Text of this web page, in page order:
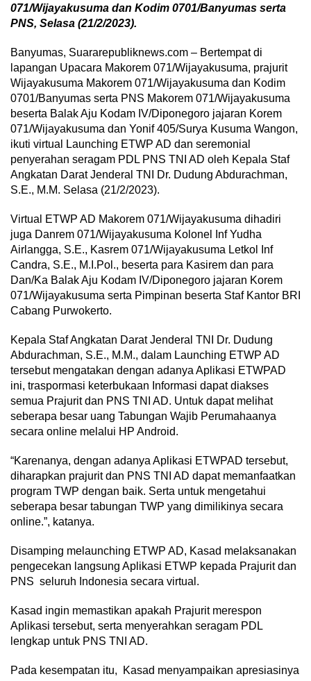
071/Wijayakusuma dan Kodim 0701/Banyumas serta
PNS, Selasa (21/2/2023).
Banyumas, Suararepubliknews.com – Bertempat di
lapangan Upacara Makorem 071/Wijayakusuma, prajurit
Wijayakusuma Makorem 071/Wijayakusuma dan Kodim
0701/Banyumas serta PNS Makorem 071/Wijayakusuma
beserta Balak Aju Kodam IV/Diponegoro jajaran Korem
071/Wijayakusuma dan Yonif 405/Surya Kusuma Wangon,
ikuti virtual Launching ETWP AD dan seremonial
penyerahan seragam PDL PNS TNI AD oleh Kepala Staf
Angkatan Darat Jenderal TNI Dr. Dudung Abdurachman,
S.E., M.M. Selasa (21/2/2023).
Virtual ETWP AD Makorem 071/Wijayakusuma dihadiri
juga Danrem 071/Wijayakusuma Kolonel Inf Yudha
Airlangga, S.E., Kasrem 071/Wijayakusuma Letkol Inf
Candra, S.E., M.I.Pol., beserta para Kasirem dan para
Dan/Ka Balak Aju Kodam IV/Diponegoro jajaran Korem
071/Wijayakusuma serta Pimpinan beserta Staf Kantor BRI
Cabang Purwokerto.
Kepala Staf Angkatan Darat Jenderal TNI Dr. Dudung
Abdurachman, S.E., M.M., dalam Launching ETWP AD
tersebut mengatakan dengan adanya Aplikasi ETWPAD
ini, traspormasi keterbukaan Informasi dapat diakses
semua Prajurit dan PNS TNI AD. Untuk dapat melihat
seberapa besar uang Tabungan Wajib Perumahaanya
secara online melalui HP Android.
“Karenanya, dengan adanya Aplikasi ETWPAD tersebut,
diharapkan prajurit dan PNS TNI AD dapat memanfaatkan
program TWP dengan baik. Serta untuk mengetahui
seberapa besar tabungan TWP yang dimilikinya secara
online.”, katanya.
Disamping melaunching ETWP AD, Kasad melaksanakan
pengecekan langsung Aplikasi ETWP kepada Prajurit dan
PNS seluruh Indonesia secara virtual.
Kasad ingin memastikan apakah Prajurit merespon
Aplikasi tersebut, serta menyerahkan seragam PDL
lengkap untuk PNS TNI AD.
Pada kesempatan itu, Kasad menyampaikan apresiasinya